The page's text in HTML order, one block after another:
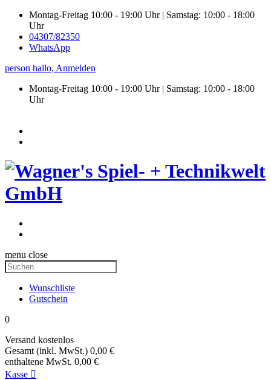
Montag-Freitag 10:00 - 19:00 Uhr | Samstag: 10:00 - 18:00
Uhr
04307/82350
WhatsApp
person hallo, Anmelden
Montag-Freitag 10:00 - 19:00 Uhr | Samstag: 10:00 - 18:00
Uhr
menu close
Wunschliste
Gutschein
0
Versand kostenlos
Gesamt (inkl. MwSt.) 0,00 €
enthaltene MwSt. 0,00 €
Kasse 